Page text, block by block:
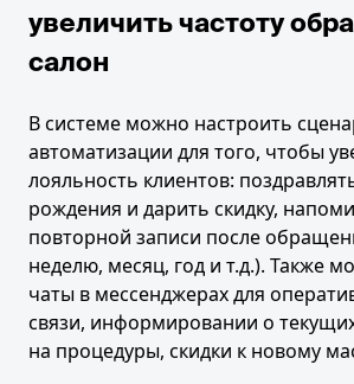
увеличить частоту
салон
В системе можно настроить
автоматизации для того, чтобы
лояльность клиентов:
рождения и дарить скидку,
повторной записи после
неделю, месяц, год и т.д.). Также
чаты в мессенджерах для
связи, информировании о
на процедуры, скидки к новому